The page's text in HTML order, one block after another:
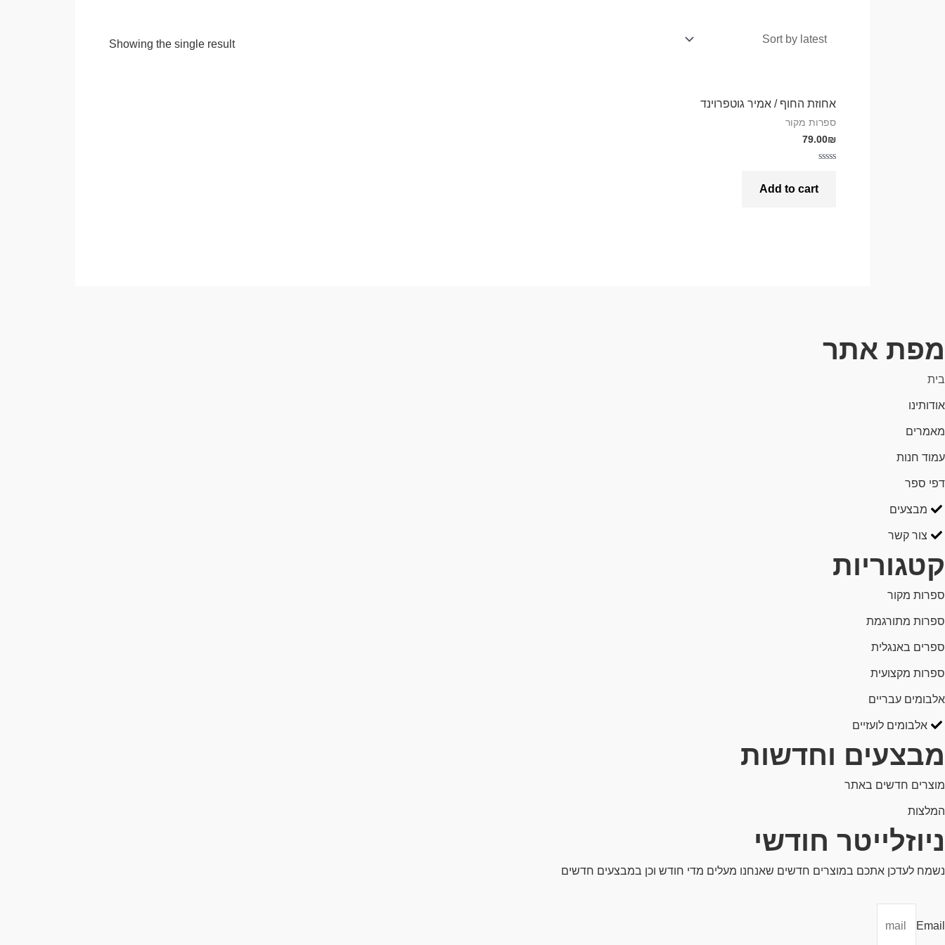
Showing the single result
אחוזת החוף / אמיר גוטפרוינד
ספרות מקור
79.00₪
Add to cart
מפת אתר
בית
אודותינו
מאמרים
עמוד חנות
דפי ספר
מבצעים
צור קשר
קטגוריות
ספרות מקור
ספרות מתורגמת
ספרים באנגלית
ספרות מקצועית
אלבומים עבריים
אלבומים לועזיים
מבצעים וחדשות
מוצרים חדשים באתר
המלצות
ניוזלייטר חודשי
נשמח לעדכן אתכם במוצרים חדשים שאנחנו מעלים מדי חודש וכן במבצעים חדשים
Email